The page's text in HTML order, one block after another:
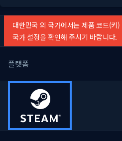
대한민국 외 국가에서는 제품 코드(키
국가 설정을 확인해 주시기 바랍니다.
플랫폼